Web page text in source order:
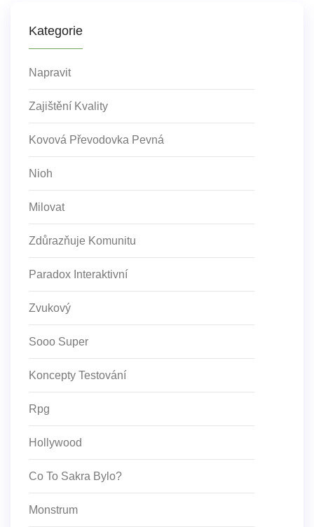
Kategorie
Napravit
Zajištění Kvality
Kovová Převodovka Pevná
Nioh
Milovat
Zdůrazňuje Komunitu
Paradox Interaktivní
Zvukový
Sooo Super
Koncepty Testování
Rpg
Hollywood
Co To Sakra Bylo?
Monstrum